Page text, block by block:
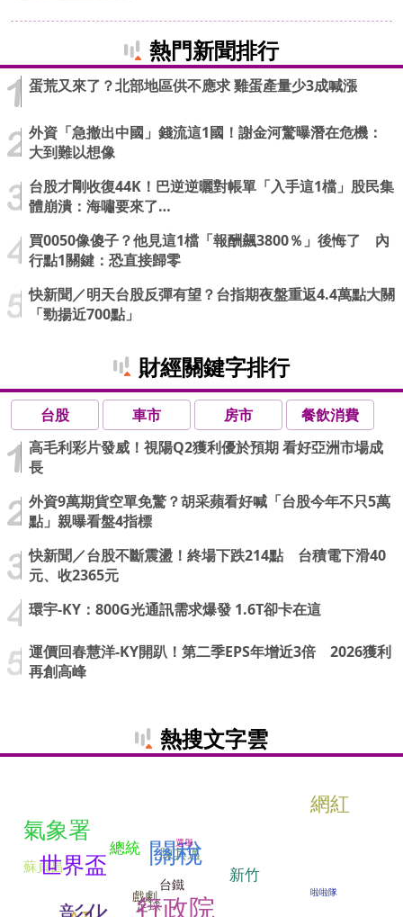
熱門新聞排行
蛋荒又來了？北部地區供不應求 雞蛋產量少3成喊漲
外資「急撤出中國」錢流這1國！謝金河驚曝潛在危機：
大到難以想像
台股才剛收復44K！巴逆逆曬對帳單「入手這1檔」股民集
體崩潰：海嘯要來了…
買0050像傻子？他見這1檔「報酬飆3800％」後悔了 內
行點1關鍵：恐直接歸零
快新聞／明天台股反彈有望？台指期夜盤重返4.4萬點大關
「勁揚近700點」
財經關鍵字排行
台股 車市 房市
餐飲消費
高毛利彩片發威！視陽Q2獲利優於預期 看好亞洲市場成
長
外資9萬期貨空單免驚？胡采蘋看好喊「台股今年不只5萬
點」親曝看盤4指標
快新聞／台股不斷震盪！終場下跌214點 台積電下滑40
元、收2365元
環宇-KY：800G光通訊需求爆發 1.6T卻卡在這
運價回春慧洋-KY開趴！第二季EPS年增近3倍 2026獲利
再創高峰
熱搜文字雲
網紅
啦啦隊
台鐵
蘇貞昌
足球
戲劇
總統
行政院
陳其邁
關稅
新竹
選舉
氣象署
世界盃